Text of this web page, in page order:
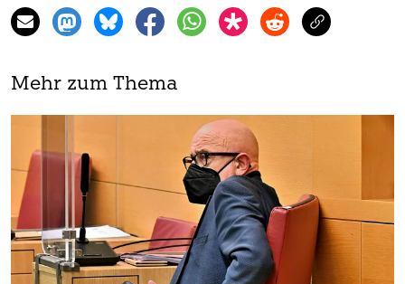
Mehr zum Thema